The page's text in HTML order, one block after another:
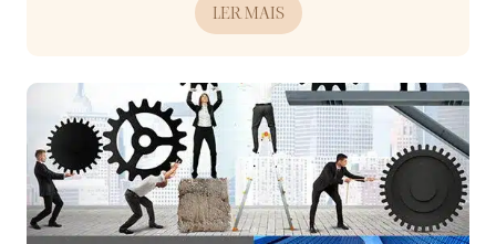
LER MAIS